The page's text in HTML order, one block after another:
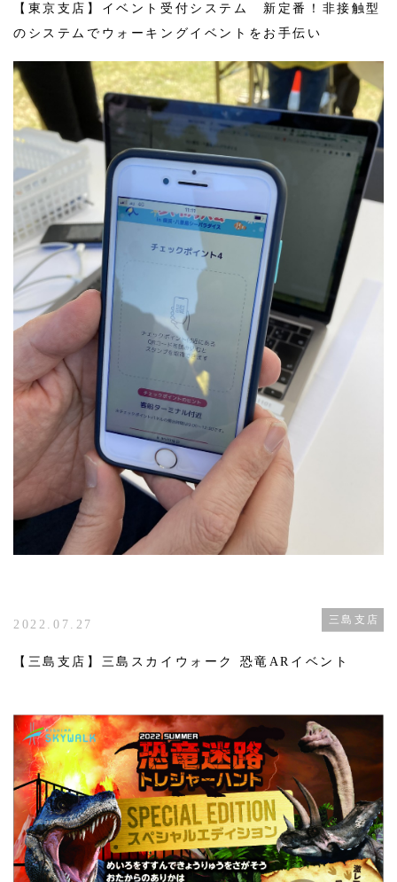
【東京支店】イベント受付システム 新定番！非接触型
のシステムでウォーキングイベントをお手伝い
2022.07.27 三島支店
【三島支店】三島スカイウォーク 恐竜ARイベント